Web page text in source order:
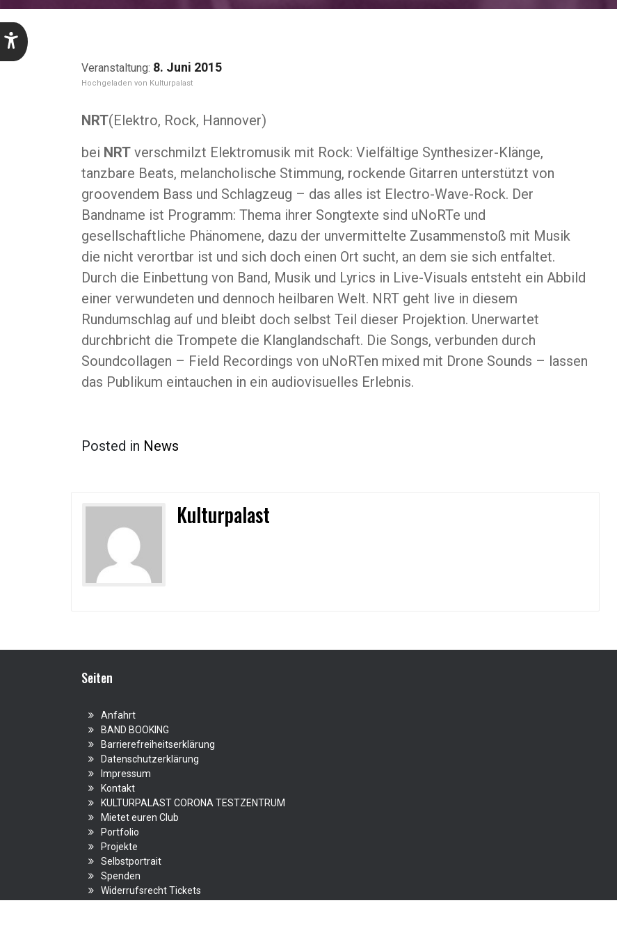
8. Juni 2015
Kulturpalast
NRT(Elektro, Rock, Hannover)
bei NRT verschmilzt Elektromusik mit Rock: Vielfältige Synthesizer-Klänge,
tanzbare Beats, melancholische Stimmung, rockende Gitarren unterstützt von
groovendem Bass und Schlagzeug – das alles ist Electro-Wave-Rock. Der
Bandname ist Programm: Thema ihrer Songtexte sind uNoRTe und
gesellschaftliche Phänomene, dazu der unvermittelte Zusammenstoß mit Musik
die nicht verortbar ist und sich doch einen Ort sucht, an dem sie sich entfaltet.
Durch die Einbettung von Band, Musik und Lyrics in Live-Visuals entsteht ein Abbild
einer verwundeten und dennoch heilbaren Welt. NRT geht live in diesem
Rundumschlag auf und bleibt doch selbst Teil dieser Projektion. Unerwartet
durchbricht die Trompete die Klanglandschaft. Die Songs, verbunden durch
Soundcollagen – Field Recordings von uNoRTen mixed mit Drone Sounds – lassen
das Publikum eintauchen in ein audiovisuelles Erlebnis.
Posted in News
Kulturpalast
Seiten
Anfahrt
BAND BOOKING
Barrierefreiheitserklärung
Datenschutzerklärung
Impressum
Kontakt
KULTURPALAST CORONA TESTZENTRUM
Mietet euren Club
Portfolio
Projekte
Selbstportrait
Spenden
Widerrufsrecht Tickets